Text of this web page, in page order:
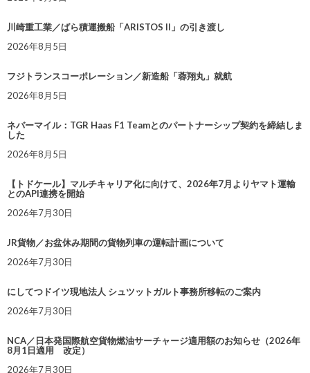
川崎重工業／ばら積運搬船「ARISTOS II」の引き渡し
2026年8月5日
フジトランスコーポレーション／新造船「蓉翔丸」就航
2026年8月5日
ネバーマイル：TGR Haas F1 Teamとのパートナーシップ契約を締結しま
した
2026年8月5日
【トドケール】マルチキャリア化に向けて、2026年7月よりヤマト運輸
とのAPI連携を開始
2026年7月30日
JR貨物／お盆休み期間の貨物列車の運転計画について
2026年7月30日
にしてつドイツ現地法人 シュツットガルト事務所移転のご案内
2026年7月30日
NCA／日本発国際航空貨物燃油サーチャージ適用額のお知らせ（2026年
8月1日適用 改定）
2026年7月30日